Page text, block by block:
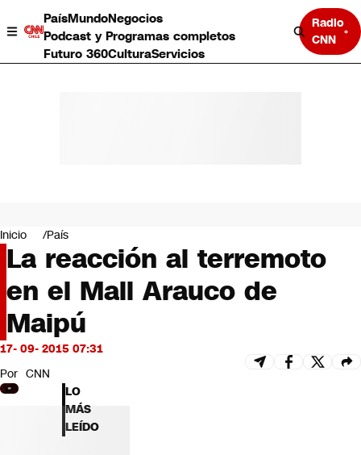
PaísMundoNegocios
Podcast y Programas completos
Futuro 360CulturaServicios
Radio
CNN
Negocios
Deportes
Programas completos
Cultura
Servicios
Bits
CNN Data
CNN tiempo
Futuro 360
Opinión
Inicio País
La reacción al terremoto
en el Mall Arauco de
Maipú
17- 09- 2015 07:31
Por CNN
LO
MÁS
LEÍDO